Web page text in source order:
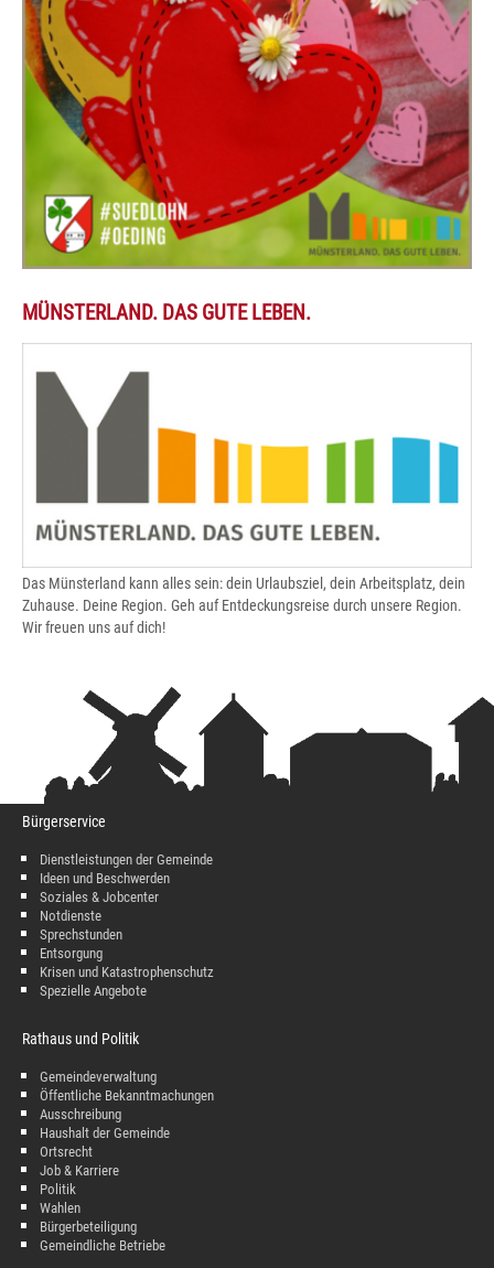
MÜNSTERLAND. DAS GUTE LEBEN.
Das Münsterland kann alles sein: dein Urlaubsziel, dein Arbeitsplatz, dein
Zuhause. Deine Region. Geh auf Entdeckungsreise durch unsere Region.
Wir freuen uns auf dich!
Bürgerservice
Dienstleistungen der Gemeinde
Ideen und Beschwerden
Soziales & Jobcenter
Notdienste
Sprechstunden
Entsorgung
Krisen und Katastrophenschutz
Spezielle Angebote
Rathaus und Politik
Gemeindeverwaltung
Öffentliche Bekanntmachungen
Ausschreibung
Haushalt der Gemeinde
Ortsrecht
Job & Karriere
Politik
Wahlen
Bürgerbeteiligung
Gemeindliche Betriebe